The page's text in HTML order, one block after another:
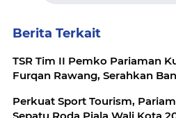
Berita Terkait
TSR Tim II Pemko Pariaman
Furqan Rawang, Serahkan
Perkuat Sport Tourism,